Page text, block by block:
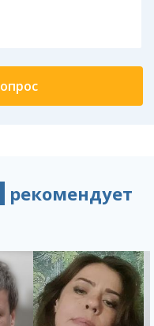
рекомендует